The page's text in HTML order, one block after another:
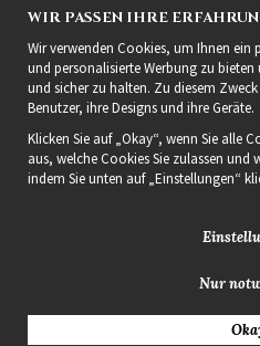
Angebote und
neue
2021
WIR PASSEN IHRE
Wir verwenden Cookies, um Ihnen ein
und personalisierte Werbung zu bieten
und sicher zu halten. Zu diesem
Benutzer, ihre Designs und ihre Geräte.
Klicken Sie auf „Okay“, wenn Sie alle
aus, welche Cookies Sie zulassen und
indem Sie unten auf „Einstellungen“
Nur